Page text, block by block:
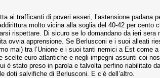
ai trafficanti di poveri esseri, l’astensione padana
molto vicina alla soglia del 40-42 per cento
rispettare. Di sicuro se lo domandano da ieri
ovvia apprensione. Se Berlusconi e i suoi alleati
mai) tra l’Unione e i suoi tanti nemici a Est come
euro-atlantiche e negli impegni assunti coi
è stato preso in parola e talvolta perfino riabilitato
doti salvifiche di Berlusconi. E c’è dell’altro.